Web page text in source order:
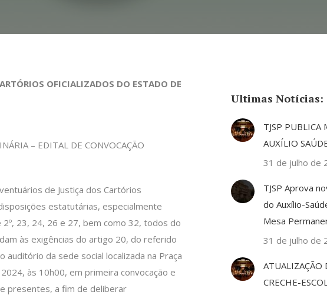
OFICIALIZADOS DO ESTADO DE
– EDITAL DE CONVOCAÇÃO
de Justiça dos Cartórios
estatutárias, especialmente
23, 24, 26 e 27, bem como 32, todos do
às exigências do artigo 20, do referido
da sede social localizada na Praça
às 10h00, em primeira convocação e
presentes, a fim de deliberar
Ultimas Notícias:
TJSP PUBLICA
AUXÍLIO
31 de julho de
TJSP Aprova
do Auxílio-
Mesa
31 de julho de
ATUALIZAÇÃO
CRECHE-